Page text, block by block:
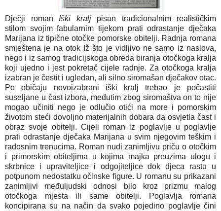
Dječji roman Iški kralj pisan tradicionalnim realističkim
stilom svojim fabularnim tijekom prati odrastanje dječaka
Marijana iz tipične otočke pomorske obitelji. Radnja romana
smještena je na otok Iž što je vidljivo ne samo iz naslova,
nego i iz samog tradicijskoga obreda biranja otočkoga kralja
koji ujedno i jest pokretač cijele radnje. Za otočkoga kralja
izabran je čestit i ugledan, ali silno siromašan dječakov otac.
Po običaju novoizabrani iški kralj trebao je počastiti
suseljane u čast izbora, međutim zbog siromaštva on to nije
mogao učiniti nego je odlučio otići na more i pomorskim
životom steći dovoljno materijalnih dobara da osvjetla čast i
obraz svoje obitelji. Cijeli roman iz poglavlje u poglavlje
prati odrastanje dječaka Marijana u svim njegovim teškim i
radosnim trenucima. Roman nudi zanimljivu priču o otočkim
i primorskim obiteljima u kojima majka preuzima ulogu i
skrbnice i upraviteljice i odgojiteljice dok djeca rastu u
potpunom nedostatku očinske figure. U romanu su prikazani
zanimljivi međuljudski odnosi bilo kroz prizmu malog
otočkoga mjesta ili same obitelji. Poglavlja romana
koncipirana su na način da svako pojedino poglavlje čini